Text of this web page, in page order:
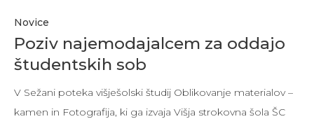
Novice
Poziv najemodajalcem za oddajo
študentskih sob
V Sežani poteka višješolski študij Oblikovanje materialov –
kamen in Fotografija, ki ga izvaja Višja strokovna šola ŠC